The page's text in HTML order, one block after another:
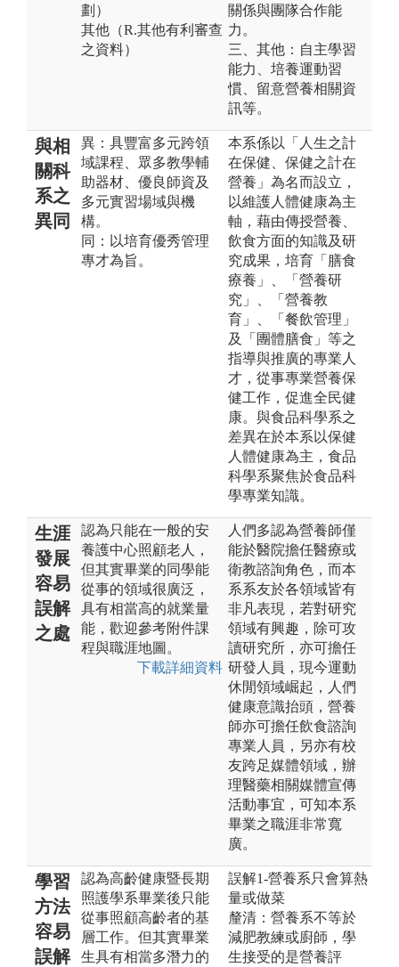
劃）
其他（R.其他有利審查
之資料）
關係與團隊合作能
力。
三、其他：自主學習
能力、培養運動習
慣、留意營養相關資
訊等。
與相
關科
系之
異同
異：具豐富多元跨領
域課程、眾多教學輔
助器材、優良師資及
多元實習場域與機
構。
同：以培育優秀管理
專才為旨。
本系係以「人生之計
在保健、保健之計在
營養」為名而設立，
以維護人體健康為主
軸，藉由傳授營養、
飲食方面的知識及研
究成果，培育「膳食
療養」、「營養研
究」、「營養教
育」、「餐飲管理」
及「團體膳食」等之
指導與推廣的專業人
才，從事專業營養保
健工作，促進全民健
康。與食品科學系之
差異在於本系以保健
人體健康為主，食品
科學系聚焦於食品科
學專業知識。
生涯
發展
容易
誤解
之處
認為只能在一般的安
養護中心照顧老人，
但其實畢業的同學能
從事的領域很廣泛，
具有相當高的就業量
能，歡迎參考附件課
程與職涯地圖。
下載詳細資料
人們多認為營養師僅
能於醫院擔任醫療或
衛教諮詢角色，而本
系系友於各領域皆有
非凡表現，若對研究
領域有興趣，除可攻
讀研究所，亦可擔任
研發人員，現今運動
休閒領域崛起，人們
健康意識抬頭，營養
師亦可擔任飲食諮詢
專業人員，另亦有校
友跨足媒體領域，辦
理醫藥相關媒體宣傳
活動事宜，可知本系
畢業之職涯非常寬
廣。
學習
方法
容易
誤解
認為高齡健康暨長期
照護學系畢業後只能
從事照顧高齡者的基
層工作。但其實畢業
生具有相當多潛力的
誤解1-營養系只會算熱
量或做菜
釐清：營養系不等於
減肥教練或廚師，學
生接受的是營養評